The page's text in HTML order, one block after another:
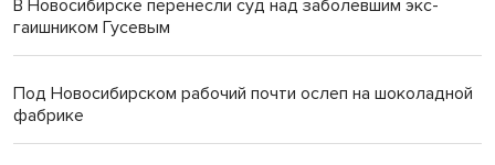
В Новосибирске перенесли суд над заболевшим экс-
гаишником Гусевым
Под Новосибирском рабочий почти ослеп на шоколадной
фабрике